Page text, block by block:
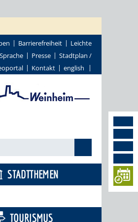
Barrierefreiheit
Leichte
Sprache
Presse
Stadtplan /
Kontakt english
STADTTHEMEN
TOURISMUS